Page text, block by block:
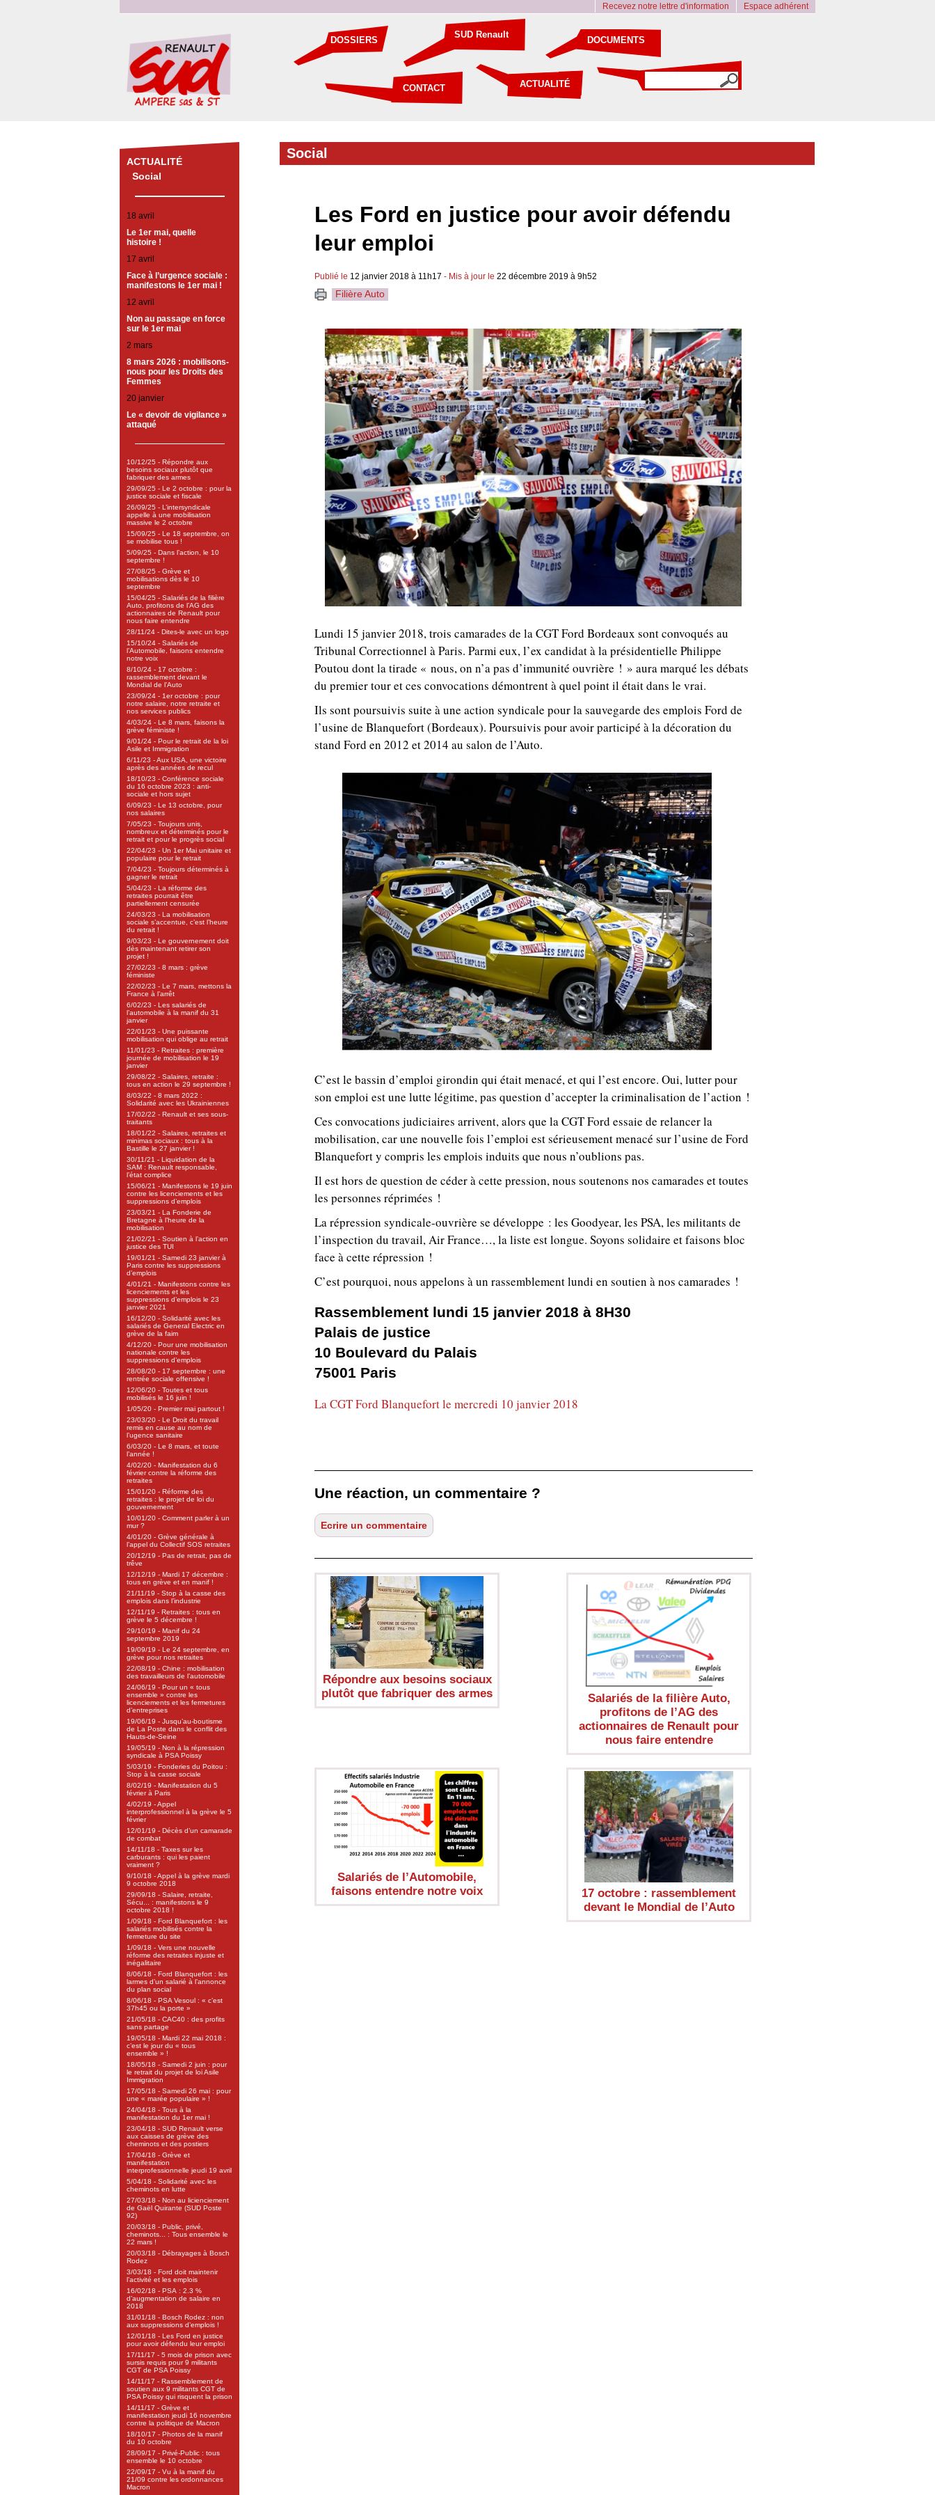
Espace adhérent
Recevez notre lettre d'information
SUD Renault
ACTUALITÉ
DOSSIERS
CONTACT
DOCUMENTS
ACTUALITÉ
Social
18 avril
Le 1er mai, quelle
histoire !
17 avril
Face à l’urgence sociale :
manifestons le 1er mai !
12 avril
Non au passage en force
sur le 1er mai
2 mars
8 mars 2026 : mobilisons-
nous pour les Droits des
Femmes
20 janvier
Le « devoir de vigilance »
attaqué
10/12/25 - Répondre aux
besoins sociaux plutôt que
fabriquer des armes
29/09/25 - Le 2 octobre : pour la
justice sociale et fiscale
26/09/25 - L’intersyndicale
appelle à une mobilisation
massive le 2 octobre
15/09/25 - Le 18 septembre, on
se mobilise tous !
5/09/25 - Dans l’action, le 10
septembre !
27/08/25 - Grève et
mobilisations dès le 10
septembre
15/04/25 - Salariés de la filière
Auto, profitons de l’AG des
actionnaires de Renault pour
nous faire entendre
28/11/24 - Dites-le avec un logo
15/10/24 - Salariés de
l’Automobile, faisons entendre
notre voix
8/10/24 - 17 octobre :
rassemblement devant le
Mondial de l’Auto
23/09/24 - 1er octobre : pour
notre salaire, notre retraite et
nos services publics
4/03/24 - Le 8 mars, faisons la
grève féministe !
9/01/24 - Pour le retrait de la loi
Asile et Immigration
6/11/23 - Aux USA, une victoire
après des années de recul
18/10/23 - Conférence sociale
du 16 octobre 2023 : anti-
sociale et hors sujet
6/09/23 - Le 13 octobre, pour
nos salaires
7/05/23 - Toujours unis,
nombreux et déterminés pour le
retrait et pour le progrès social
22/04/23 - Un 1er Mai unitaire et
populaire pour le retrait
7/04/23 - Toujours déterminés à
gagner le retrait
5/04/23 - La réforme des
retraites pourrait être
partiellement censurée
24/03/23 - La mobilisation
sociale s’accentue, c’est l’heure
du retrait !
9/03/23 - Le gouvernement doit
dès maintenant retirer son
projet !
27/02/23 - 8 mars : grève
féministe
22/02/23 - Le 7 mars, mettons la
France à l’arrêt
6/02/23 - Les salariés de
l’automobile à la manif du 31
janvier
22/01/23 - Une puissante
mobilisation qui oblige au retrait
11/01/23 - Retraites : première
journée de mobilisation le 19
janvier
29/08/22 - Salaires, retraite :
tous en action le 29 septembre !
8/03/22 - 8 mars 2022 :
Solidarité avec les Ukrainiennes
17/02/22 - Renault et ses sous-
traitants
18/01/22 - Salaires, retraites et
minimas sociaux : tous à la
Bastille le 27 janvier !
30/11/21 - Liquidation de la
SAM : Renault responsable,
l’état complice
15/06/21 - Manifestons le 19 juin
contre les licenciements et les
suppressions d’emplois
23/03/21 - La Fonderie de
Bretagne à l’heure de la
mobilisation
21/02/21 - Soutien à l’action en
justice des TUI
19/01/21 - Samedi 23 janvier à
Paris contre les suppressions
d’emplois
4/01/21 - Manifestons contre les
licenciements et les
suppressions d’emplois le 23
janvier 2021
16/12/20 - Solidarité avec les
salariés de General Electric en
grève de la faim
4/12/20 - Pour une mobilisation
nationale contre les
suppressions d’emplois
28/08/20 - 17 septembre : une
rentrée sociale offensive !
12/06/20 - Toutes et tous
mobilisés le 16 juin !
1/05/20 - Premier mai partout !
23/03/20 - Le Droit du travail
remis en cause au nom de
l’ugence sanitaire
6/03/20 - Le 8 mars, et toute
l’année !
4/02/20 - Manifestation du 6
février contre la réforme des
retraites
15/01/20 - Réforme des
retraites : le projet de loi du
gouvernement
10/01/20 - Comment parler à un
mur ?
4/01/20 - Grève générale à
l’appel du Collectif SOS retraites
20/12/19 - Pas de retrait, pas de
trêve
12/12/19 - Mardi 17 décembre :
tous en grève et en manif !
21/11/19 - Stop à la casse des
emplois dans l’industrie
12/11/19 - Retraites : tous en
grève le 5 décembre !
29/10/19 - Manif du 24
septembre 2019
19/09/19 - Le 24 septembre, en
grève pour nos retraites
22/08/19 - Chine : mobilisation
des travailleurs de l’automobile
24/06/19 - Pour un « tous
ensemble » contre les
licenciements et les fermetures
d’entreprises
19/06/19 - Jusqu’au-boutisme
de La Poste dans le conflit des
Hauts-de-Seine
19/05/19 - Non à la répression
syndicale à PSA Poissy
5/03/19 - Fonderies du Poitou :
Stop à la casse sociale
8/02/19 - Manifestation du 5
février à Paris
4/02/19 - Appel
interprofessionnel à la grève le 5
février
12/01/19 - Décès d’un camarade
de combat
14/11/18 - Taxes sur les
carburants : qui les paient
vraiment ?
9/10/18 - Appel à la grève mardi
9 octobre 2018
29/09/18 - Salaire, retraite,
Sécu... : manifestons le 9
octobre 2018 !
1/09/18 - Ford Blanquefort : les
salariés mobilisés contre la
fermeture du site
1/09/18 - Vers une nouvelle
réforme des retraites injuste et
inégalitaire
8/06/18 - Ford Blanquefort : les
larmes d’un salarié à l’annonce
du plan social
8/06/18 - PSA Vesoul : « c’est
37h45 ou la porte »
21/05/18 - CAC40 : des profits
sans partage
19/05/18 - Mardi 22 mai 2018 :
c’est le jour du « tous
ensemble » !
18/05/18 - Samedi 2 juin : pour
le retrait du projet de loi Asile
Immigration
17/05/18 - Samedi 26 mai : pour
une « marée populaire » !
24/04/18 - Tous à la
manifestation du 1er mai !
23/04/18 - SUD Renault verse
aux caisses de grève des
cheminots et des postiers
17/04/18 - Grève et
manifestation
interprofessionnelle jeudi 19 avril
5/04/18 - Solidarité avec les
cheminots en lutte
27/03/18 - Non au licienciement
de Gaël Quirante (SUD Poste
92)
20/03/18 - Public, privé,
cheminots... : Tous ensemble le
22 mars !
20/03/18 - Débrayages à Bosch
Rodez
3/03/18 - Ford doit maintenir
l’activité et les emplois
16/02/18 - PSA : 2.3 %
d’augmentation de salaire en
2018
31/01/18 - Bosch Rodez : non
aux suppressions d’emplois !
12/01/18 - Les Ford en justice
pour avoir défendu leur emploi
17/11/17 - 5 mois de prison avec
sursis requis pour 9 militants
CGT de PSA Poissy
14/11/17 - Rassemblement de
soutien aux 9 militants CGT de
PSA Poissy qui risquent la prison
14/11/17 - Grève et
manifestation jeudi 16 novembre
contre la politique de Macron
18/10/17 - Photos de la manif
du 10 octobre
28/09/17 - Privé-Public : tous
ensemble le 10 octobre
22/09/17 - Vu à la manif du
21/09 contre les ordonnances
Macron
Social
Les Ford en justice pour avoir défendu
leur emploi
Publié le 12 janvier 2018 à 11h17 - Mis à jour le 22 décembre 2019 à 9h52
Filière Auto
Lundi 15 janvier 2018, trois camarades de la CGT Ford Bordeaux sont convoqués au
Tribunal Correctionnel à Paris. Parmi eux, l’ex candidat à la présidentielle Philippe
Poutou dont la tirade « nous, on n’a pas d’immunité ouvrière ! » aura marqué les débats
du premier tour et ces convocations démontrent à quel point il était dans le vrai.
Ils sont poursuivis suite à une action syndicale pour la sauvegarde des emplois Ford de
l’usine de Blanquefort (Bordeaux). Poursuivis pour avoir participé à la décoration du
stand Ford en 2012 et 2014 au salon de l’Auto.
C’est le bassin d’emploi girondin qui était menacé, et qui l’est encore. Oui, lutter pour
son emploi est une lutte légitime, pas question d’accepter la criminalisation de l’action !
Ces convocations judiciaires arrivent, alors que la CGT Ford essaie de relancer la
mobilisation, car une nouvelle fois l’emploi est sérieusement menacé sur l’usine de Ford
Blanquefort y compris les emplois induits que nous n’oublions pas.
Il est hors de question de céder à cette pression, nous soutenons nos camarades et toutes
les personnes réprimées !
La répression syndicale-ouvrière se développe : les Goodyear, les PSA, les militants de
l’inspection du travail, Air France…, la liste est longue. Soyons solidaire et faisons bloc
face à cette répression !
C’est pourquoi, nous appelons à un rassemblement lundi en soutien à nos camarades !
Rassemblement lundi 15 janvier 2018 à 8H30
Palais de justice
10 Boulevard du Palais
75001 Paris
La CGT Ford Blanquefort le mercredi 10 janvier 2018
Une réaction, un commentaire ?
Répondre aux besoins sociaux
plutôt que fabriquer des armes
Salariés de la filière Auto,
profitons de l’AG des
actionnaires de Renault pour
nous faire entendre
Salariés de l’Automobile,
faisons entendre notre voix
17 octobre : rassemblement
devant le Mondial de l’Auto